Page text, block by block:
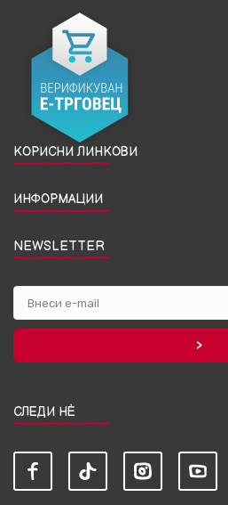
КОРИСНИ ЛИНКОВИ
ИНФОРМАЦИИ
NEWSLETTER
СЛЕДИ НЀ